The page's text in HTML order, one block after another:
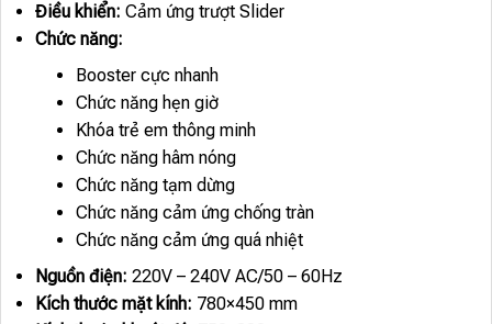
Điều khiển: Cảm ứng trượt Slider
Chức năng:
Booster cực nhanh
Chức năng hẹn giờ
Khóa trẻ em thông minh
Chức năng hâm nóng
Chức năng tạm dừng
Chức năng cảm ứng chống tràn
Chức năng cảm ứng quá nhiệt
Nguồn điện: 220V – 240V AC/50 – 60Hz
Kích thước mặt kính: 780×450 mm